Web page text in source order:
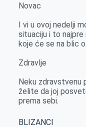
Novac
I vi u ovoj nedelji
situaciju i to najpre
koje će se na blic
Zdravlje
Neku zdravstvenu
želite da joj
prema sebi.
BLIZANCI